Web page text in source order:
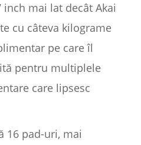
inch mai lat decât Akai
cu câteva kilograme
pe care îl
pentru multiplele
care lipsesc
16 pad-uri, mai